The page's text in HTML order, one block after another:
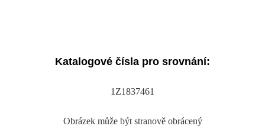
Katalogové čísla pro srovnání:
1Z1837461
Obrázek může být stranově obrácený